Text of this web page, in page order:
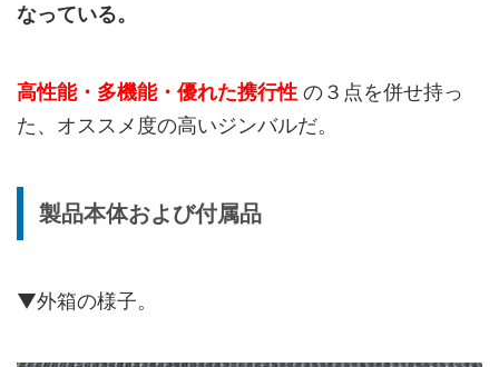
なっている。
高性能・多機能・優れた携行性 の３点を併せ持っ
た、オススメ度の高いジンバルだ。
製品本体および付属品
▼外箱の様子。